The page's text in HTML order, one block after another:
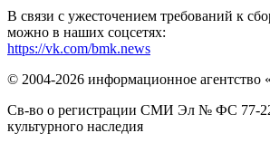
В связи с ужесточением требований к
можно в наших соцсетях:
https://vk.com/bmk.news
© 2004-2026 информационное агентство
Св-во о регистрации СМИ Эл № ФС 77-
культурного наследия